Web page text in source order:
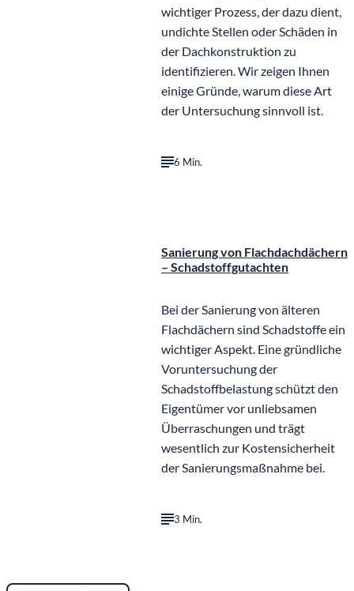
wichtiger Prozess, der dazu dient,
undichte Stellen oder Schäden in
der Dachkonstruktion zu
identifizieren. Wir zeigen Ihnen
einige Gründe, warum diese Art
der Untersuchung sinnvoll ist.
6 Min.
Sanierung von Flachdachdächern
– Schadstoffgutachten
Bei der Sanierung von älteren
Flachdächern sind Schadstoffe ein
wichtiger Aspekt. Eine gründliche
Voruntersuchung der
Schadstoffbelastung schützt den
Eigentümer vor unliebsamen
Überraschungen und trägt
wesentlich zur Kostensicherheit
der Sanierungsmaßnahme bei.
3 Min.